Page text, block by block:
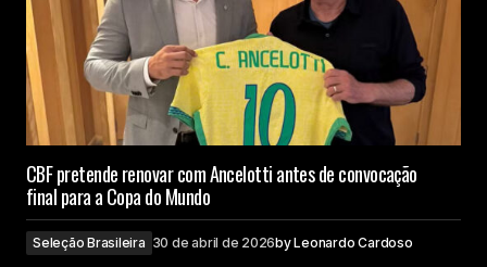
CBF pretende renovar com Ancelotti antes de convocação
final para a Copa do Mundo
Seleção Brasileira 30 de abril de 2026byLeonardo Cardoso